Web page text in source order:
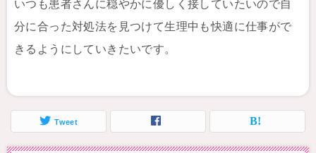
いつも患者さんに穏やかに優しく接していたいので自
分に合った対処法を見つけて生理中も快適に仕事がで
きるようにしていきたいです。
Tweet